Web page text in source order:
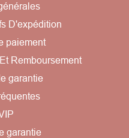
D'expédition
paiement
Remboursement
garantie
garantie